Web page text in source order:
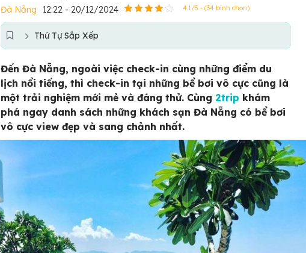
Đà Nẵng 12:22 - 20/12/2024 4.1/5 - (34 bình chọn)
Thứ Tự Sắp Xếp
Đến Đà Nẵng, ngoài việc check-in cùng những điểm du
lịch nổi tiếng, thì check-in tại những bể bơi vô cực cũng là
một trải nghiệm mới mẻ và đáng thử. Cùng 2trip khám
phá ngay danh sách những khách sạn Đà Nẵng có bể bơi
vô cực view đẹp và sang chảnh nhất.